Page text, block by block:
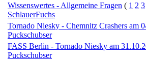
Wissenswertes - Allgemeine Fragen ( 1 2 3
SchlauerFuchs
Tornado Niesky - Chemnitz Crashers am
Puckschubser
FASS Berlin - Tornado Niesky am
Puckschubser